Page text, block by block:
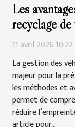
Les
recyclage
11 avril 2026 10:22
La gestion des
majeur pour la
les méthodes et
permet de
réduire